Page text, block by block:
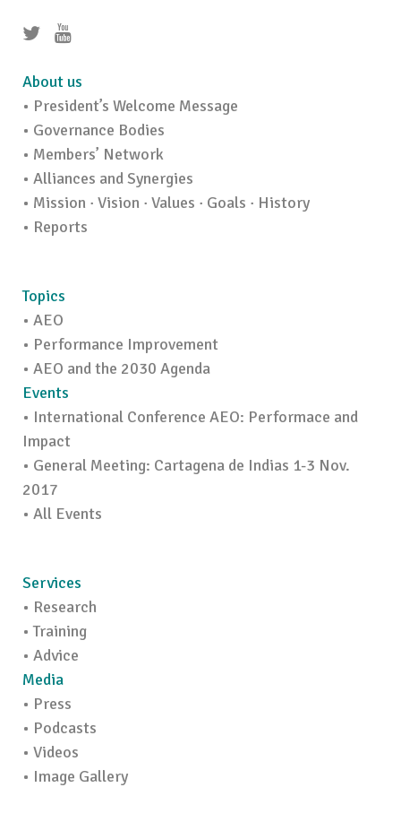
About us
• President’s Welcome Message
• Governance Bodies
• Members’ Network
• Alliances and Synergies
• Mission · Vision · Values · Goals · History
• Reports
Topics
• AEO
• Performance Improvement
• AEO and the 2030 Agenda
Events
• International Conference AEO: Performace and
Impact
• General Meeting: Cartagena de Indias 1-3 Nov.
2017
• All Events
Services
• Research
• Training
• Advice
Media
• Press
• Podcasts
• Videos
• Image Gallery